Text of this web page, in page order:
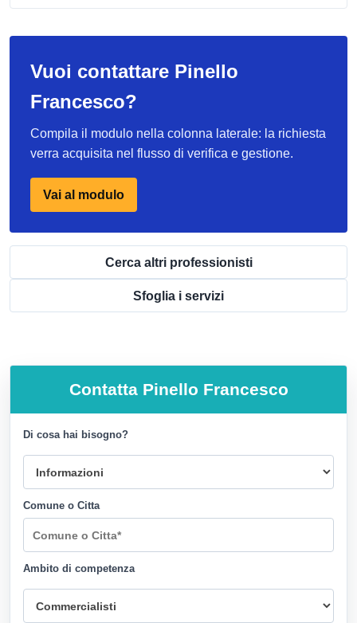
Vuoi contattare Pinello
Francesco?
Compila il modulo nella colonna laterale: la richiesta
verra acquisita nel flusso di verifica e gestione.
Vai al modulo
Cerca altri professionisti
Sfoglia i servizi
Contatta Pinello Francesco
Di cosa hai bisogno?
Comune o Citta
Ambito di competenza